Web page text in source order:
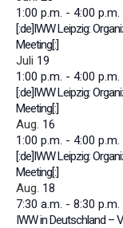
1:00 p.m. - 4:00 p.m.
[:de]IWW Leipzig:
Meeting[:]
Juli 19
1:00 p.m. - 4:00 p.m.
[:de]IWW Leipzig:
Meeting[:]
Aug. 16
1:00 p.m. - 4:00 p.m.
[:de]IWW Leipzig:
Meeting[:]
Aug. 18
7:30 a.m. - 8:30 p.m.
IWW in Deutschland –